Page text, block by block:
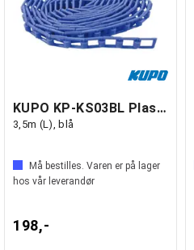
KUPO KP-KS03BL Plastkjetting
3,5m (L), blå
Må bestilles. Varen er på lager
hos vår leverandør
198,-